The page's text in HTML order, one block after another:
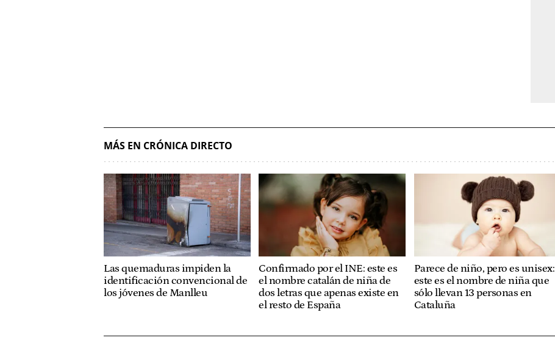
MÁS EN CRÓNICA DIRECTO
Las quemaduras impiden la
identificación convencional de
los jóvenes de Manlleu
Confirmado por el INE: este es
el nombre catalán de niña de
dos letras que apenas existe en
el resto de España
Parece de niño, pero es unisex:
este es el nombre de niña que
sólo llevan 13 personas en
Cataluña